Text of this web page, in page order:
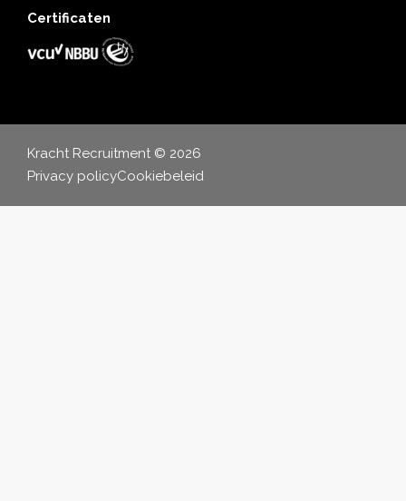
Certificaten
Kracht Recruitment © 2026
Privacy policyCookiebeleid